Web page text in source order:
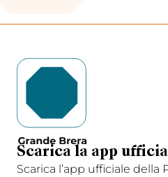
Scarica la app
Scarica l’app ufficiale della